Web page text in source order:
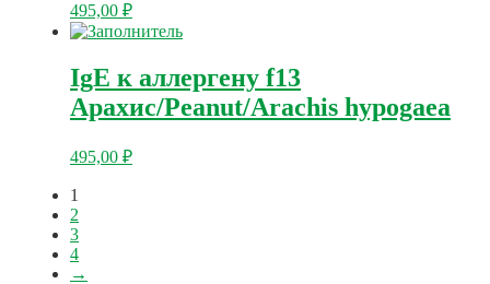
495,00 ₽
IgE к аллергену f13
Арахис/Peanut/Arachis hypogaea
495,00 ₽
1
2
3
4
→